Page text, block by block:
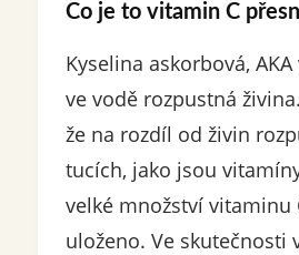
Co je to vitamin C
Kyselina askorbová,
ve vodě rozpustná
že na rozdíl od živin
tucích, jako jsou
velké množství vitaminu
uloženo. Ve skutečnosti